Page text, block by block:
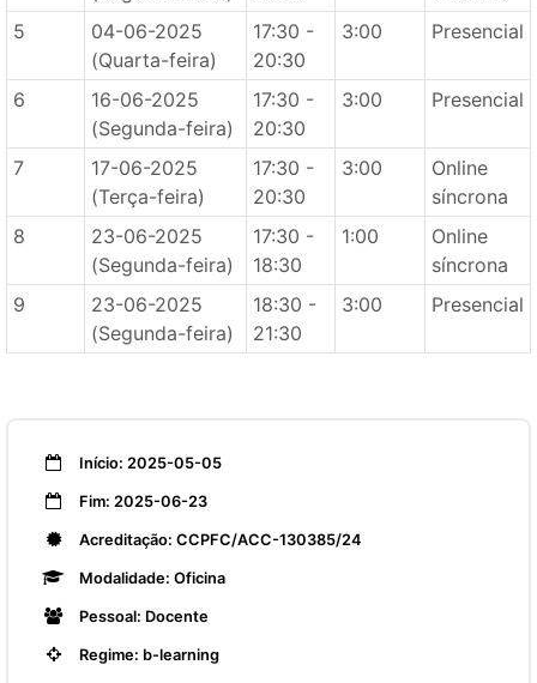
5
04-06-2025
(Quarta-feira)
17:30 -
20:30
3:00 Presencial
6
16-06-2025
(Segunda-feira)
17:30 -
20:30
3:00 Presencial
7
17-06-2025
(Terça-feira)
17:30 -
20:30
3:00
Online
síncrona
8
23-06-2025
(Segunda-feira)
17:30 -
18:30
1:00
Online
síncrona
9
23-06-2025
(Segunda-feira)
18:30 -
21:30
3:00 Presencial
Início: 2025-05-05
Fim: 2025-06-23
Acreditação: CCPFC/ACC-130385/24
Modalidade: Oficina
Pessoal: Docente
Regime: b-learning